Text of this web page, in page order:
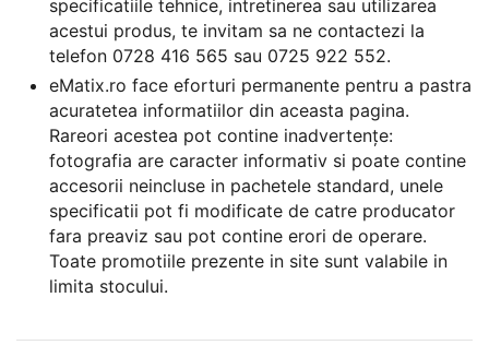
specificatiile tehnice, intretinerea sau utilizarea
acestui produs, te invitam sa ne contactezi la
telefon 0728 416 565 sau 0725 922 552.
eMatix.ro face eforturi permanente pentru a pastra
acuratetea informatiilor din aceasta pagina.
Rareori acestea pot contine inadvertențe:
fotografia are caracter informativ si poate contine
accesorii neincluse in pachetele standard, unele
specificatii pot fi modificate de catre producator
fara preaviz sau pot contine erori de operare.
Toate promotiile prezente in site sunt valabile in
limita stocului.